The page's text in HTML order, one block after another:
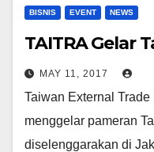
BISNIS EVENT NEWS
TAITRA Gelar
MAY 11, 2017
Taiwan External
menggelar pameran
diselenggarakan di